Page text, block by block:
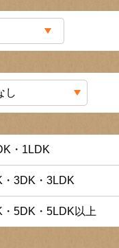
・1LDK
・3DK・3LDK
・5DK・5LDK以上